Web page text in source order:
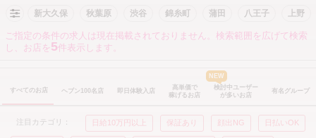
新大久保 秋葉原 渋谷 錦糸町 蒲田 八王子 上野
ご指定の条件の求人は現在掲載されておりません。検索範囲を広げて検索
し、お店を 5件表示します。
すべてのお店 ヘブン100名店 即日体験入店
高単価で
稼げるお店
NEW
検討中ユーザー
が多いお店
有名グループ
注目カテゴリ： 日給10万円以上 保証あり 顔出NG 日払いOK